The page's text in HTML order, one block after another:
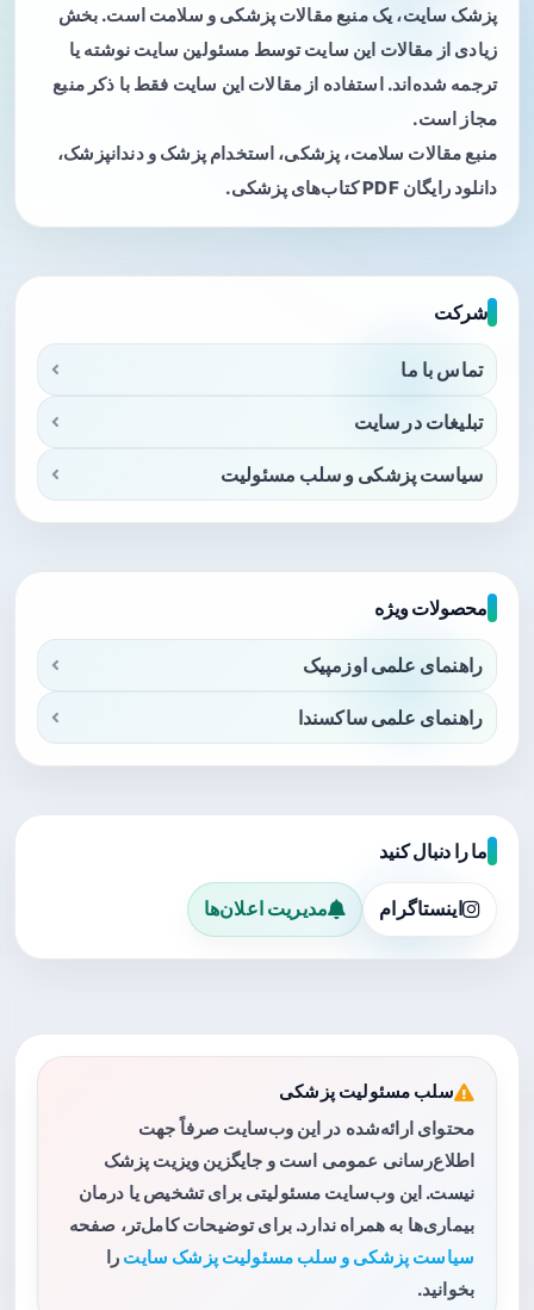
پزشک سایت، یک منبع مقالات پزشکی و سلامت است. بخش
زیادی از مقالات این سایت توسط مسئولین سایت نوشته یا
ترجمه شده‌اند. استفاده از مقالات این سایت فقط با ذکر منبع
مجاز است.
منبع مقالات سلامت، پزشکی، استخدام پزشک و دندانپزشک،
دانلود رایگان PDF کتاب‌های پزشکی.
شرکت
تماس با ما
تبلیغات در سایت
سیاست پزشکی و سلب مسئولیت
محصولات ویژه
راهنمای علمی اوزمپیک
راهنمای علمی ساکسندا
ما را دنبال کنید
اینستاگرام مدیریت اعلان‌ها
سلب مسئولیت پزشکی
محتوای ارائه‌شده در این وب‌سایت صرفاً جهت
اطلاع‌رسانی عمومی است و جایگزین ویزیت پزشک
نیست. این وب‌سایت مسئولیتی برای تشخیص یا درمان
بیماری‌ها به همراه ندارد. برای توضیحات کامل‌تر، صفحه
سیاست پزشکی و سلب مسئولیت پزشک سایت را
بخوانید.